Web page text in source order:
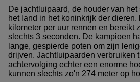
De jachtluipaard, de houder van
het land in het koninkrijk der dieren,
kilometer per uur rennen en bereikt
slechts 3 seconden. De kampioen
lange, gespierde poten om zijn
drijven. Jachtluipaarden verbruiken
achtervolging echter een enorme
kunnen slechts zo'n 274 meter op